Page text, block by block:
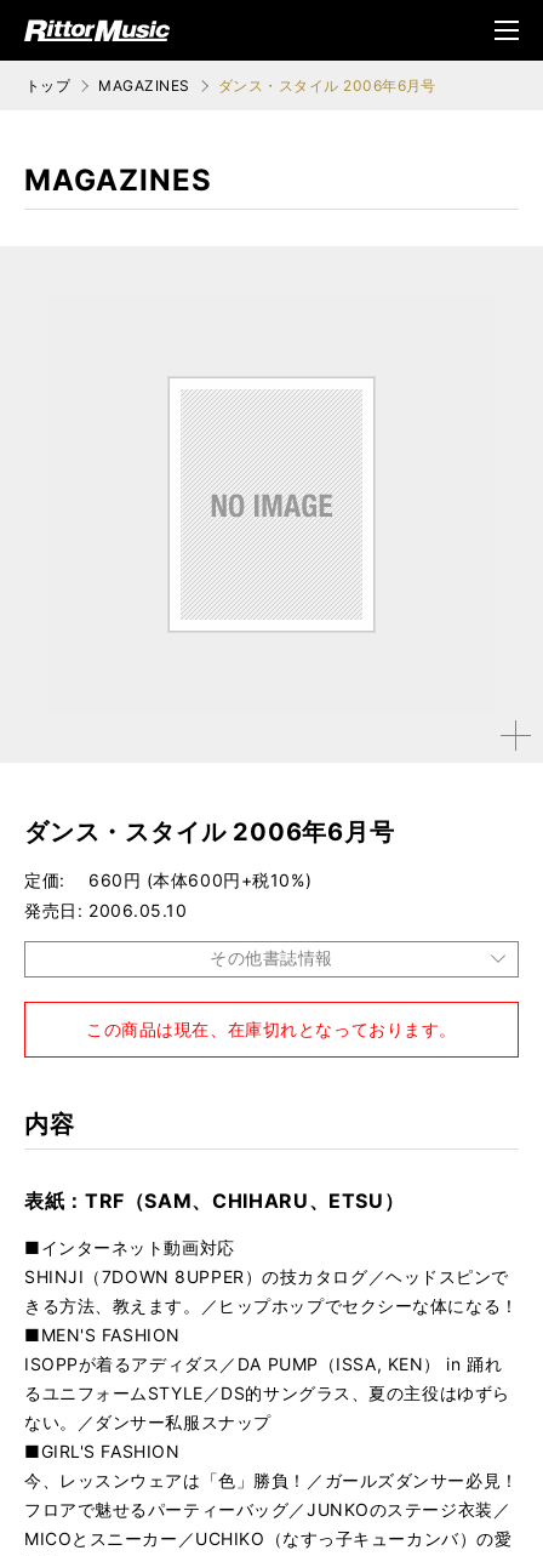
ジック (Rittor Musi
メニ
ュ
トップ MAGAZINES ダンス・スタイル 2006年6月号
MAGAZINES
拡大す
ダンス・スタイル 2006年6月号
定価
660円 (本体600円+税10%)
発売日
2006.05.10
その他書誌情報
雑誌
この商品は現在、在庫切れとなっております。
内容
表紙：TRF（SAM、CHIHARU、ETSU）
■インターネット動画対応
SHINJI（7DOWN 8UPPER）の技カタログ／ヘッドスピンで
きる方法、教えます。／ヒップホップでセクシーな体になる！
■MEN'S FASHION
ISOPPが着るアディダス／DA PUMP（ISSA, KEN） in 踊れ
るユニフォームSTYLE／DS的サングラス、夏の主役はゆずら
ない。／ダンサー私服スナップ
■GIRL'S FASHION
今、レッスンウェアは「色」勝負！／ガールズダンサー必見！
フロアで魅せるパーティーバッグ／JUNKOのステージ衣装／
MICOとスニーカー／UCHIKO（なすっ子キューカンバ）の愛